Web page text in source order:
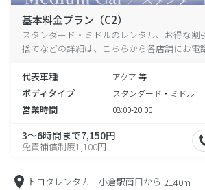
基本料金プラン（C2）
スタンダード・ミドルのレンタル、お得な割
捨てなどの詳細は、こちらから各店舗にお電
代表車種 アクア 等
ボディタイプ スタンダード・ミドル
営業時間 08:00-20:00
3～6時間まで7,150円
免責補償制度1,100円
トヨタレンタカー小倉駅南口から 2140m